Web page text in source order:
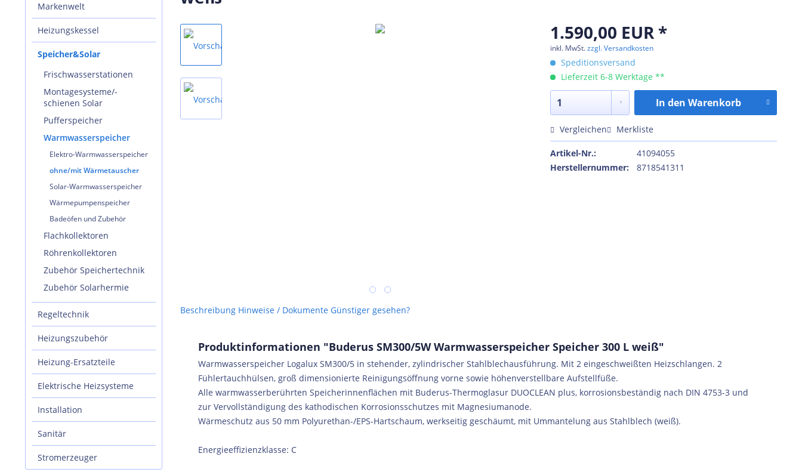
Markenwelt
Heizungskessel
Speicher&Solar
Frischwasserstationen
Montagesysteme/-
schienen Solar
Pufferspeicher
Warmwasserspeicher
Elektro-Warmwasserspeicher
ohne/mit Wärmetauscher
Solar-Warmwasserspeicher
Wärmepumpenspeicher
Badeöfen und Zubehör
Flachkollektoren
Röhrenkollektoren
Zubehör Speichertechnik
Zubehör Solarhermie
Regeltechnik
Heizungszubehör
Heizung-Ersatzteile
Elektrische Heizsysteme
Installation
Sanitär
Stromerzeuger
1.590,00 EUR *
inkl. MwSt.zzgl. Versandkosten
Speditionsversand
Lieferzeit 6-8 Werktage **
In den Warenkorb
Vergleichen Merkliste
Artikel-Nr.:
41094055
Herstellernummer:
8718541311
Beschreibung Hinweise / Dokumente Günstiger gesehen?
Produktinformationen "Buderus SM300/5W Warmwasserspeicher Speicher 300 L weiß"
Warmwasserspeicher Logalux SM300/5 in stehender, zylindrischer Stahlblechausführung. Mit 2 eingeschweißten Heizschlangen. 2
Fühlertauchhülsen, groß dimensionierte Reinigungsöffnung vorne sowie höhenverstellbare Aufstellfüße.
Alle warmwasserberührten Speicherinnenflächen mit Buderus-Thermoglasur DUOCLEAN plus, korrosionsbeständig nach DIN 4753-3 und
zur Vervollständigung des kathodischen Korrosionsschutzes mit Magnesiumanode.
Wärmeschutz aus 50 mm Polyurethan-/EPS-Hartschaum, werkseitig geschäumt, mit Ummantelung aus Stahlblech (weiß).
Energieeffizienzklasse: C